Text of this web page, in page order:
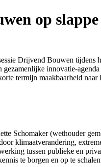
op
Drijvend Bouwen tijdens
gezamenlijke innovatie-
termijn maakbaarheid naar
Schomaker (wethouder
klimaatverandering,
tussen publieke en
te borgen en op te